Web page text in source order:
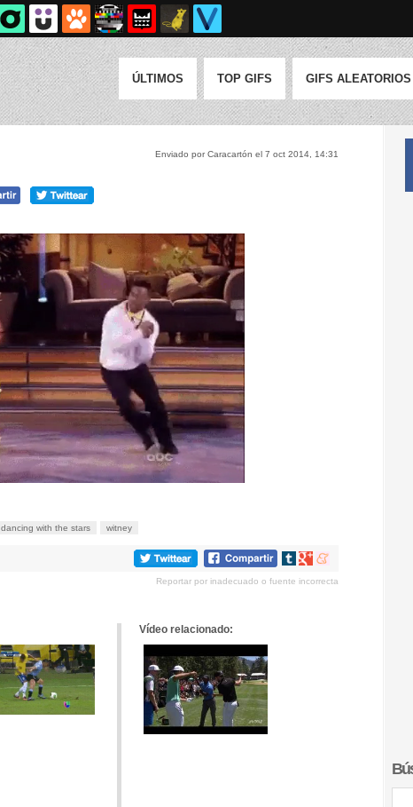
ÚLTIMOS TOP GIFS GIFS ALEATORIOS
Enviado por Caracartón el 7 oct 2014, 14:31
dancing with the stars witney
Compartir
tumblr
Compartir
Google+
Compartir
meneame
Reportar por inadecuado o fuente incorrecta
Vídeo relacionado: